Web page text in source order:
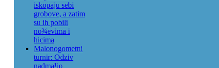
iskopaju sebi
grobove, a zatim
su ih pobili
no¾evima i
hicima
Malonogometni
turnir: Odziv
nadma¹io